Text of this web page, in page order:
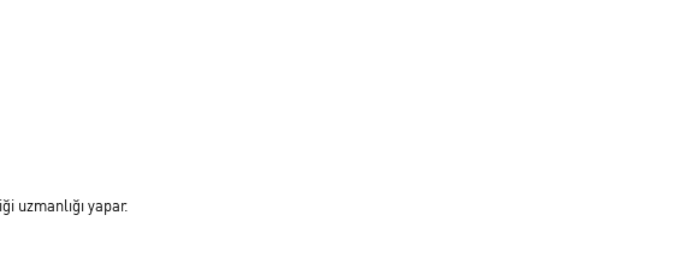
uzmanlığı yapar.